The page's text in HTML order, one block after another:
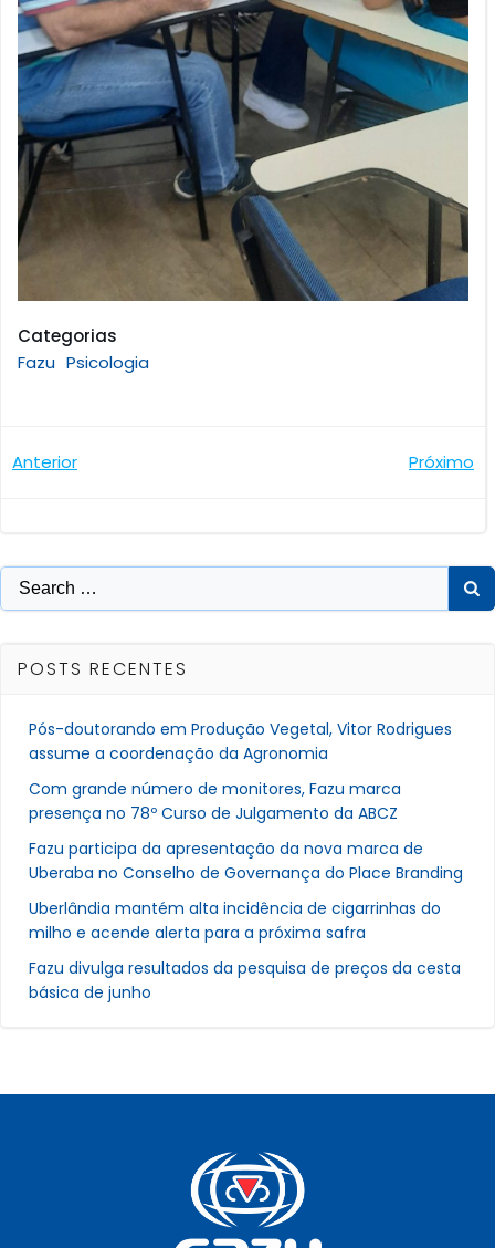
Categorias
Fazu Psicologia
Navegação
Post
Anterior
Post
Próximo
Search
for:
POSTS RECENTES
Pós-doutorando em Produção Vegetal, Vitor Rodrigues
assume a coordenação da Agronomia
Com grande número de monitores, Fazu marca
presença no 78º Curso de Julgamento da ABCZ
Fazu participa da apresentação da nova marca de
Uberaba no Conselho de Governança do Place Branding
Uberlândia mantém alta incidência de cigarrinhas do
milho e acende alerta para a próxima safra
Fazu divulga resultados da pesquisa de preços da cesta
básica de junho